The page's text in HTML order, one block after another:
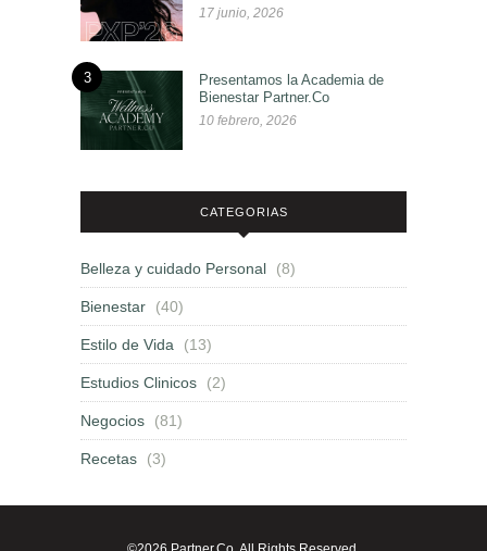
17 junio, 2026
3
Presentamos la Academia de
Bienestar Partner.Co
10 febrero, 2026
CATEGORIAS
Belleza y cuidado Personal (8)
Bienestar (40)
Estilo de Vida (13)
Estudios Clinicos (2)
Negocios (81)
Recetas (3)